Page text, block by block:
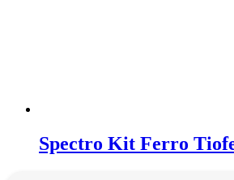
Spectro Kit Ferro